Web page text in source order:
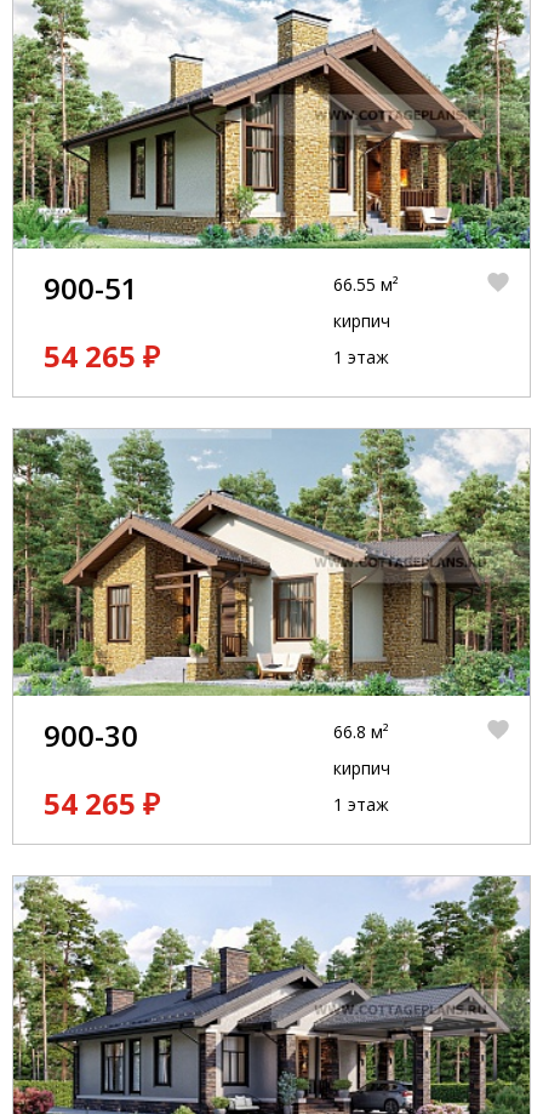
900-51
54 265 ₽
66.55 м²
кирпич
1 этаж
900-30
54 265 ₽
66.8 м²
кирпич
1 этаж